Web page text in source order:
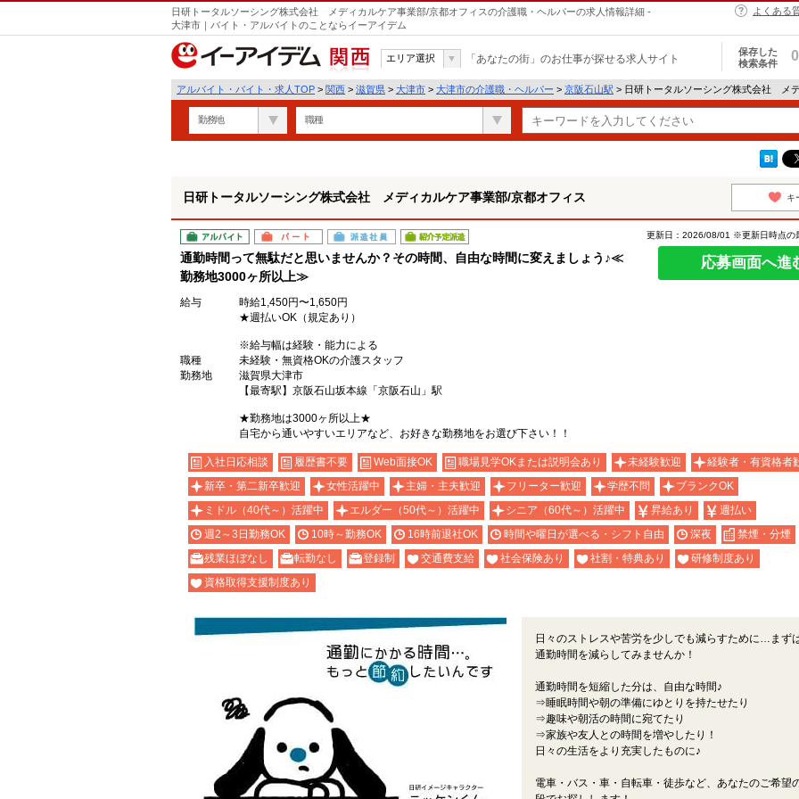
日研トータルソーシング株式会社 メディカルケア事業部/京都オフィスの介護職・ヘルパーの求人情報詳細 -
大津市｜バイト・アルバイトのことならイーアイデム
よくある
関西
エリア選択 「あなたの街」のお仕事が探せる求人サイト
保存した
検索条件
0
アルバイト・バイト・求人TOP > 関西 > 滋賀県 > 大津市 > 大津市の介護職・ヘルパー > 京阪石山駅 > 日研トータルソーシング株式会社 メ
勤務地 職種
遣
日研トータルソーシング株式会社 メディカルケア事業部/京都オフィス キ
アルバイト パート 派遣社員 紹介予定派遣
通勤時間って無駄だと思いませんか？その時間、自由な時間に変えましょう♪≪
勤務地3000ヶ所以上≫
更新日：2026/08/01 ※更新日時点の
応募画面へ進
給与
時給1,450円〜1,650円
★週払いOK（規定あり）
※給与幅は経験・能力による
職種
未経験・無資格OKの介護スタッフ
勤務地
滋賀県大津市
【最寄駅】京阪石山坂本線「京阪石山」駅
★勤務地は3000ヶ所以上★
自宅から通いやすいエリアなど、お好きな勤務地をお選び下さい！！
入社日応相談 履歴書不要 Web面接OK 職場見学OKまたは説明会あり 未経験歓迎
経験者・有資格者
新卒・第二新卒歓迎
女性活躍中 主婦・主夫歓迎 フリーター歓迎 学歴不問
ブランクOK
ミドル（40代～）活躍中
エルダー（50代～）活躍中 シニア（60代～）活躍中 昇給あり
週払い
週2～3日勤務OK
10時～勤務OK 16時前退社OK 時間や曜日が選べる・シフト自由 深夜
禁煙・分煙
残業ほぼなし
転勤なし 登録制 交通費支給 社会保険あり 社割・特典あり
研修制度あり
資格取得支援制度あり
日々のストレスや苦労を少しでも減らすために…まずは
通勤時間を減らしてみませんか！
通勤時間を短縮した分は、自由な時間♪
⇒睡眠時間や朝の準備にゆとりを持たせたり
⇒趣味や朝活の時間に宛てたり
⇒家族や友人との時間を増やしたり！
日々の生活をより充実したものに♪
電車・バス・車・自転車・徒歩など、あなたのご希望